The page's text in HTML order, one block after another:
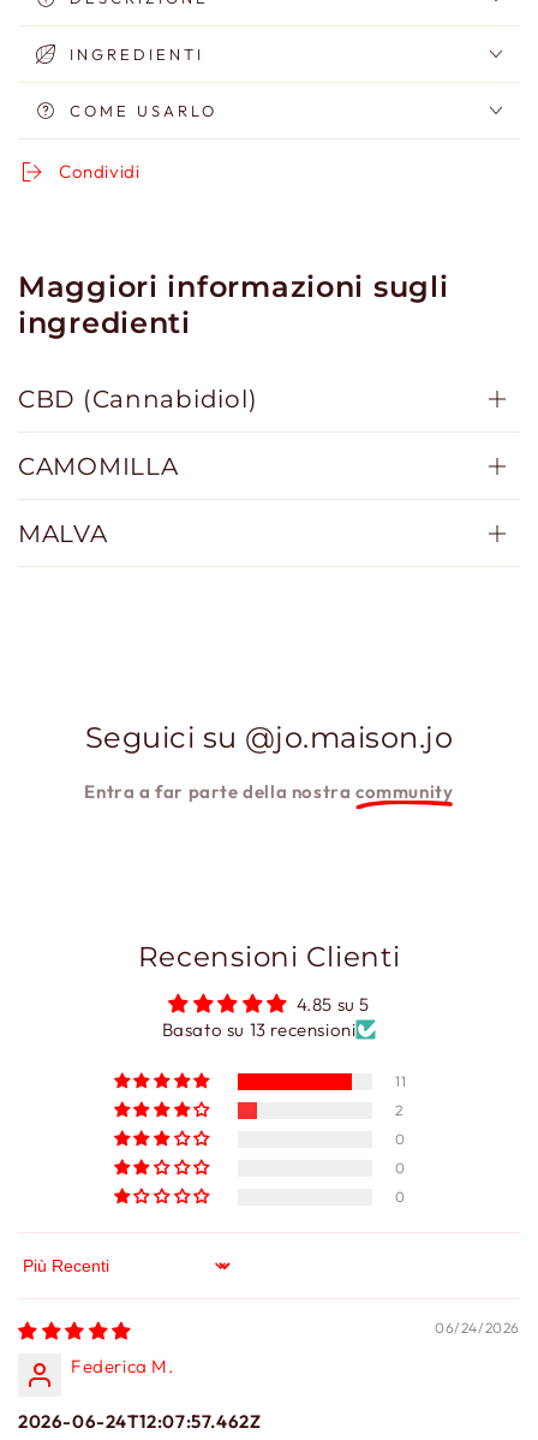
Unisex
al
con
SPF
Unisex
al
SPF
INGREDIENTI
COME USARLO
Condividi
Maggiori informazioni sugli
ingredienti
CBD (Cannabidiol)
CAMOMILLA
MALVA
Seguici su @jo.maison.jo
Entra a far parte della nostracommunity
Recensioni Clienti
4.85 su 5
Basato su 13 recensioni
11
2
0
0
0
Sort by
06/24/2026
Federica M.
2026-06-24T12:07:57.462Z